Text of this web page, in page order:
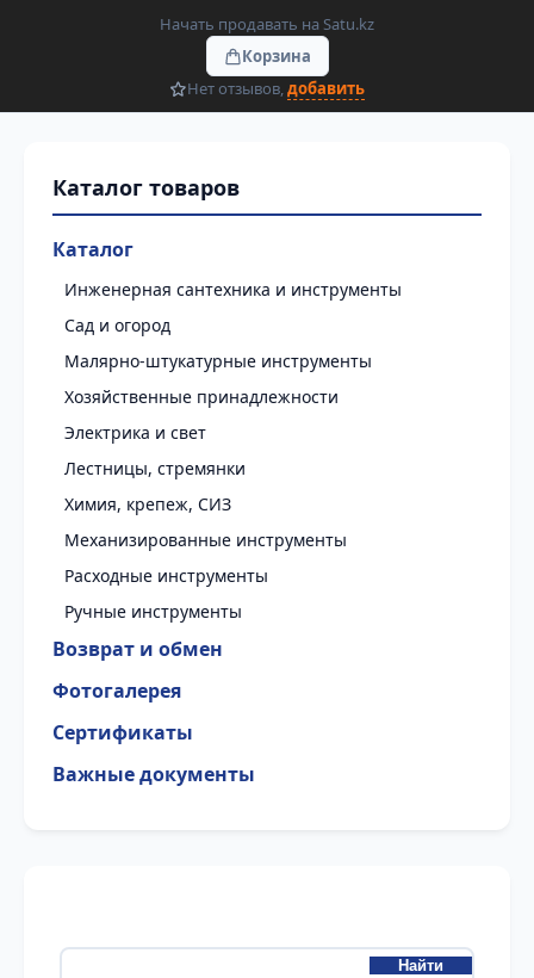
Начать продавать на Satu.kz
Корзина
Нет отзывов,добавить
Каталог
Инженерная сантехника и инструменты
Сад и огород
Малярно-штукатурные инструменты
Хозяйственные принадлежности
Электрика и свет
Лестницы, стремянки
Химия, крепеж, СИЗ
Механизированные инструменты
Расходные инструменты
Ручные инструменты
Возврат и обмен
Фотогалерея
Сертификаты
Важные документы
Найти